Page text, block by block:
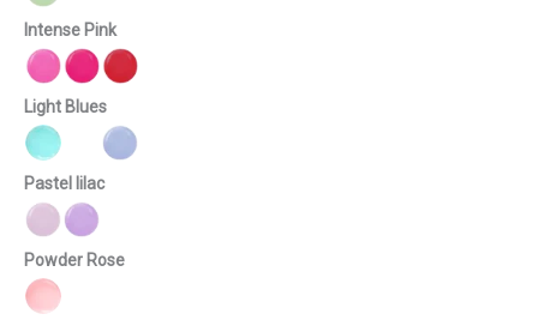
Intense Pink
Light Blues
Pastel lilac
Powder Rose